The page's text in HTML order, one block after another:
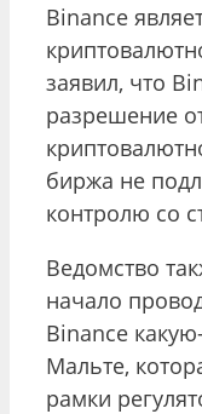
Binance
заявил, что
разрешение
биржа не
контролю со
Ведомство
начало
Binance
Мальте,
рамки